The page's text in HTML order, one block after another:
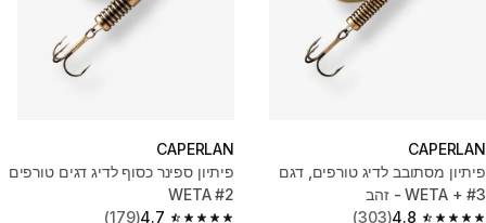
CAPERLAN
פיתיון מסתובב לדיג טורפים, דגם
WETA + #3 - זהב
4.8
(303)
CAPERLAN
פיתיון ספינר כסוף לדיג דגים טורפים
WETA #2
4.7
(179)